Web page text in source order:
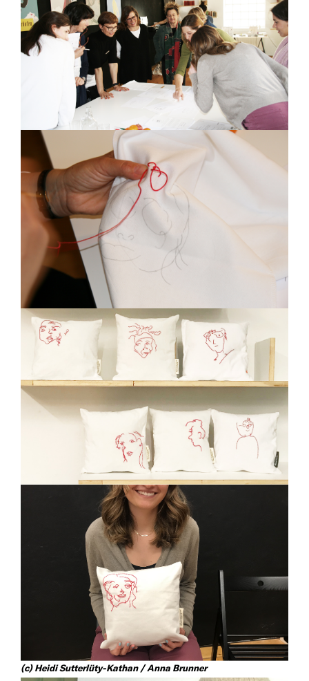
(c) Heidi Sutterlüty-Kathan / Anna Brunner